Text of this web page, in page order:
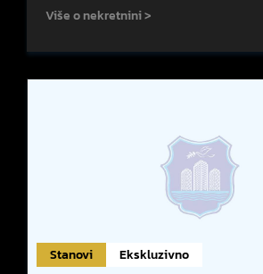
Više o nekretnini >
Stanovi Ekskluzivno